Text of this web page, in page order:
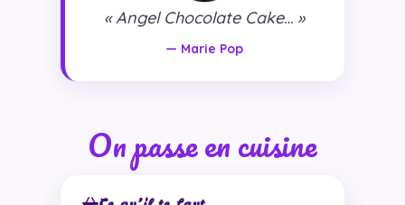
« Angel Chocolate Cake… »
— Marie Pop
On passe en cuisine